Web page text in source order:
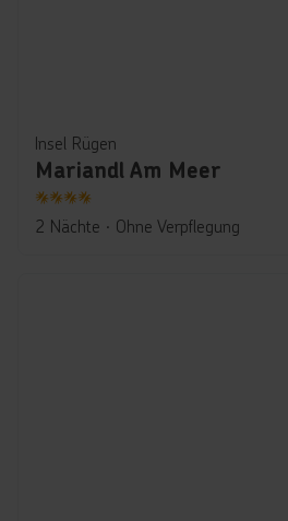
Insel Rügen
Mariandl Am Meer
4
2 Nächte ∙ Ohne Verpflegung